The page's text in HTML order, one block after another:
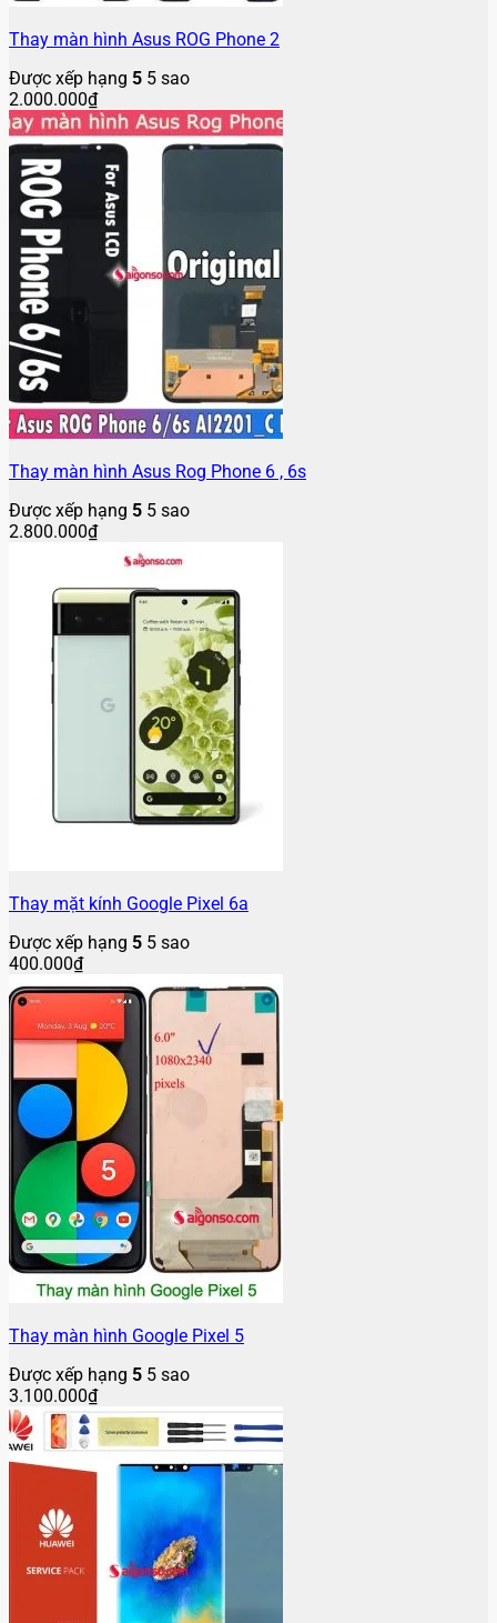
Thay màn hình Asus ROG Phone 2
Được xếp hạng 5 5 sao
2.000.000₫
Thay màn hình Asus Rog Phone 6 , 6s
Được xếp hạng 5 5 sao
2.800.000₫
Thay mặt kính Google Pixel 6a
Được xếp hạng 5 5 sao
400.000₫
Thay màn hình Google Pixel 5
Được xếp hạng 5 5 sao
3.100.000₫